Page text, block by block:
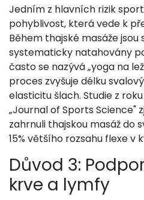
Jedním z hlavních rizik
pohyblivost, která vede k
Během thajské masáže
systematicky natahovány
často se nazývá „yoga na
proces zvyšuje délku
elasticitu šlach. Studie z
„Journal of Sports Science"
zahrnuli thajskou masáž do
15% většího rozsahu flexe v
Důvod 3:
krve a lymfy